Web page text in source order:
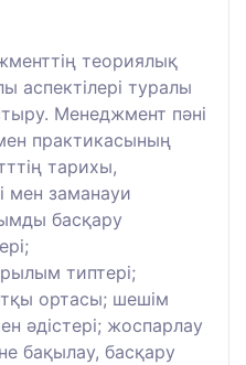
теориялық
аспектілері туралы
Менеджмент пәні
практикасының
тарихы,
мен заманауи
басқару
типтері;
ортасы; шешім
әдістері; жоспарлау
бақылау, басқару